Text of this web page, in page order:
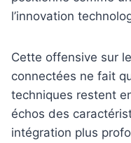
l’innovation
Cette offensive sur
connectées ne fait
techniques restent
échos des
intégration plus